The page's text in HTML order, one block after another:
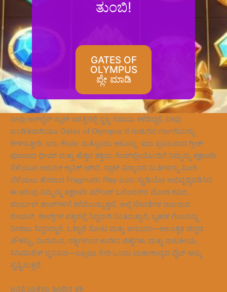
ತುಂಬಿ!
GATES OF
OLYMPUS
ಪ್ಲೇ ಮಾಡಿ
ನೀವು ಆನ್‌ಲೈನ್ ಸ್ಲಾಟ್ ಜಗತ್ತಿನಲ್ಲಿ ಸ್ವಲ್ಪ ಸಮಯ ಕಳೆದಿದ್ದರೆ, ನೀವು
ಖಂಡಿತವಾಗಿಯೂ Gates of Olympus ನ ಗುಡುಗಿನ ಗರ್ಜನೆಯನ್ನು
ಕೇಳಿರುತ್ತೀರಿ. ಇದು ಕೇವಲ ಮತ್ತೊಂದು ಆಟವಲ್ಲ; ಇದು ಪ್ರಬಲವಾದ ಗ್ರೀಕ್
ಪುರಾಣದ ಥೀಮ್ ಮತ್ತು ಹೆಚ್ಚಿನ ಶಕ್ತಿಯ ಗೇಮ್‌ಪ್ಲೇಯೊಂದಿಗೆ ನಿಮ್ಮನ್ನು ತಕ್ಷಣವೇ
ಸೆಳೆಯುವ ಆಧುನಿಕ ಕ್ಲಾಸಿಕ್ ಆಗಿದೆ. ಸ್ಲಾಟ್ ವಿನ್ಯಾಸದ ಮಿತಿಗಳನ್ನು ಮೀರಿ
ಬೆಳೆಯಲು ಹೆಸರಾದ Pragmatic Play ಎಂಬ ಸ್ಟುಡಿಯೋ ಅಭಿವೃದ್ಧಿಪಡಿಸಿದ
ಈ ಆಟವು ನಿಮ್ಮನ್ನು ತಕ್ಷಣವೇ ಮೌಂಟ್ ಒಲಿಂಪಸ್‌ನ ಮೋಡ ಕವಿದ,
ಮಾರ್ಬಲ್ ಹಾಲ್‌ಗಳಿಗೆ ಕರೆದೊಯ್ಯುತ್ತದೆ, ಅಲ್ಲಿ ದೇವತೆಗಳ ರಾಜನಾದ
ಜೀಯಸ್, ರೀಲ್ಸ್‌ಗಳ ಪಕ್ಕದಲ್ಲಿ ಸಿದ್ಧನಾಗಿ ನಿಂತಿರುತ್ತಾನೆ, ಬೃಹತ್ ಗೆಲುವನ್ನು
ನೀಡಲು ಸಿದ್ಧನಿದ್ದಾನೆ. ಒಟ್ಟಾರೆ ನೋಟ ಮತ್ತು ಅನುಭವ—ಅಲಂಕೃತ ಚಿನ್ನದ
ಚೌಕಟ್ಟು, ಮಿನುಗುವ, ರತ್ನಗಳಿಂದ ಕೂಡಿದ ಚಿಹ್ನೆಗಳು ಮತ್ತು ನಾಟಕೀಯ,
ಸಿನಿಮಾಟಿಕ್ ಧ್ವನಿಪಥ—ಎಲ್ಲವೂ ಸೇರಿ ಒಂದು ಮಹಾಕಾವ್ಯದ ವೈಬ್ ಅನ್ನು
ಸೃಷ್ಟಿಸುತ್ತವೆ.
ಜನಪ್ರಿಯತೆಯ ಹಿಂದಿನ ಶಕ್ತಿ